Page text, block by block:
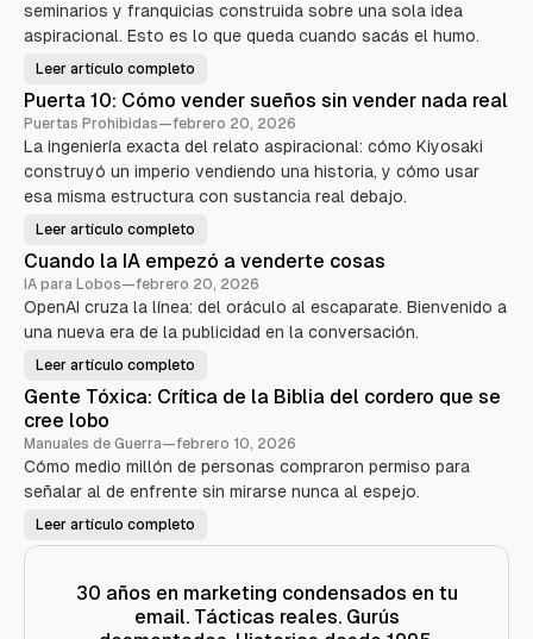
seminarios y franquicias construida sobre una sola idea
aspiracional. Esto es lo que queda cuando sacás el humo.
R
b
e
r
t
i
o
a
i
E
l
a
n
m
a
d
a
r
k
e
t
n
g
e
s
Leer artículo completo
Puerta 10: Cómo vender sueños sin vender nada real
Puertas Prohibidas—febrero 20, 2026
La ingeniería exacta del relato aspiracional: cómo Kiyosaki
construyó un imperio vendiendo una historia, y cómo usar
esa misma estructura con sustancia real debajo.
P
e
r
t
a
0
C
m
o
e
n
d
e
r
u
e
ñ
s
v
Leer artículo completo
Cuando la IA empezó a venderte cosas
IA para Lobos—febrero 20, 2026
OpenAI cruza la línea: del oráculo al escaparate. Bienvenido a
una nueva era de la publicidad en la conversación.
C
a
o
a
I
A
m
p
ó
a
Leer artículo completo
Gente Tóxica: Crítica de la Biblia del cordero que se
cree lobo
Manuales de Guerra—febrero 10, 2026
Cómo medio millón de personas compraron permiso para
señalar al de enfrente sin mirarse nunca al espejo.
G
e
e
T
Leer artículo completo
30 años en marketing condensados en tu
email. Tácticas reales. Gurús